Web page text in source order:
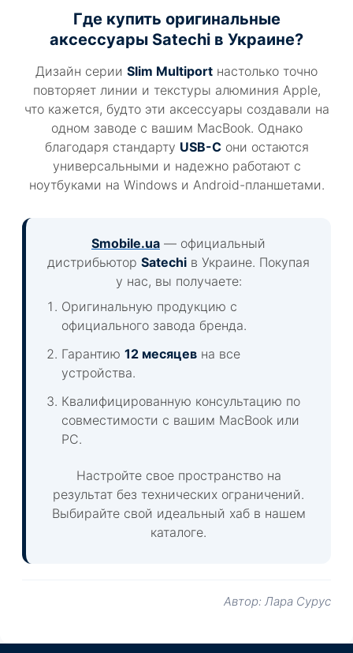
Где купить оригинальные
аксессуары Satechi в Украине?
Дизайн серии Slim Multiport настолько точно
повторяет линии и текстуры алюминия Apple,
что кажется, будто эти аксессуары создавали на
одном заводе с вашим MacBook. Однако
благодаря стандарту USB-Cони остаются
универсальными и надежно работают с
ноутбуками на Windows и Android-планшетами.
Smobile.ua — официальный
дистрибьютор Satechi в Украине. Покупая
у нас, вы получаете:
Оригинальную продукцию с
официального завода бренда.
Гарантию 12 месяцев на все
устройства.
Квалифицированную консультацию по
совместимости с вашим MacBook или
PC.
Настройте свое пространство на
результат без технических ограничений.
Выбирайте свой идеальный хаб в нашем
каталоге.
Автор: Лара Сурус